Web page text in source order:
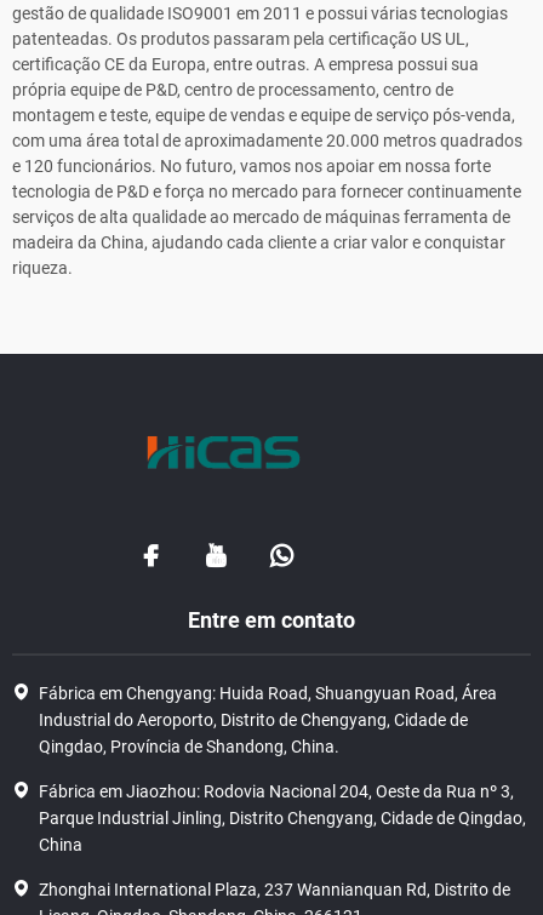
gestão de qualidade ISO9001 em 2011 e possui várias tecnologias
patenteadas. Os produtos passaram pela certificação US UL,
certificação CE da Europa, entre outras. A empresa possui sua
própria equipe de P&D, centro de processamento, centro de
montagem e teste, equipe de vendas e equipe de serviço pós-venda,
com uma área total de aproximadamente 20.000 metros quadrados
e 120 funcionários. No futuro, vamos nos apoiar em nossa forte
tecnologia de P&D e força no mercado para fornecer continuamente
serviços de alta qualidade ao mercado de máquinas ferramenta de
madeira da China, ajudando cada cliente a criar valor e conquistar
riqueza.
Entre em contato
Fábrica em Chengyang: Huida Road, Shuangyuan Road, Área
Industrial do Aeroporto, Distrito de Chengyang, Cidade de
Qingdao, Província de Shandong, China.
Fábrica em Jiaozhou: Rodovia Nacional 204, Oeste da Rua nº 3,
Parque Industrial Jinling, Distrito Chengyang, Cidade de Qingdao,
China
Zhonghai International Plaza, 237 Wannianquan Rd, Distrito de